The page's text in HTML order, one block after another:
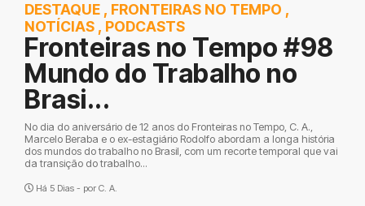
DESTAQUE , FRONTEIRAS NO TEMPO ,
NOTÍCIAS , PODCASTS
Fronteiras no Tempo #98
Mundo do Trabalho no
Brasi...
No dia do aniversário de 12 anos do Fronteiras no Tempo, C. A.,
Marcelo Beraba e o ex-estagiário Rodolfo abordam a longa história
dos mundos do trabalho no Brasil, com um recorte temporal que vai
da transição do trabalho...
Há 5 Dias - por C. A.